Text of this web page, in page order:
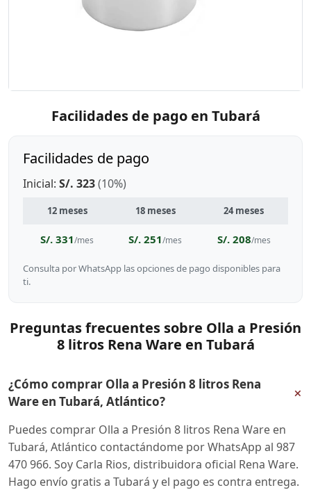
Facilidades de pago en Tubará
Facilidades de pago
Inicial: S/. 323(10%)
12 meses 18 meses 24 meses
S/. 331/mes S/. 251/mes S/. 208/mes
Consulta por WhatsApp las opciones de pago disponibles para
ti.
Preguntas frecuentes sobre Olla a Presión
8 litros Rena Ware en Tubará
¿Cómo comprar Olla a Presión 8 litros Rena
Ware en Tubará, Atlántico?
+
Puedes comprar Olla a Presión 8 litros Rena Ware en
Tubará, Atlántico contactándome por WhatsApp al 987
470 966. Soy Carla Rios, distribuidora oficial Rena Ware.
Hago envío gratis a Tubará y el pago es contra entrega.